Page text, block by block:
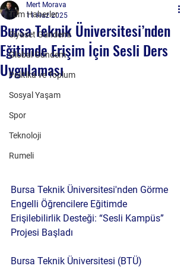
Tüm Haberler
Siyaset Gündemi
Global Gündem
Politika ve Toplum
Sosyal Yaşam
Spor
Teknoloji
Rumeli
Bursa Teknik Üniversitesi’nden
Eğitimde Erişim İçin Sesli Ders
Uygulaması
Mert Morava
11 Haz 2025
Bursa Teknik Üniversitesi'nden Görme
Engelli Öğrencilere Eğitimde
Erişilebilirlik Desteği: “Sesli Kampüs”
Projesi Başladı
Bursa Teknik Üniversitesi (BTÜ)